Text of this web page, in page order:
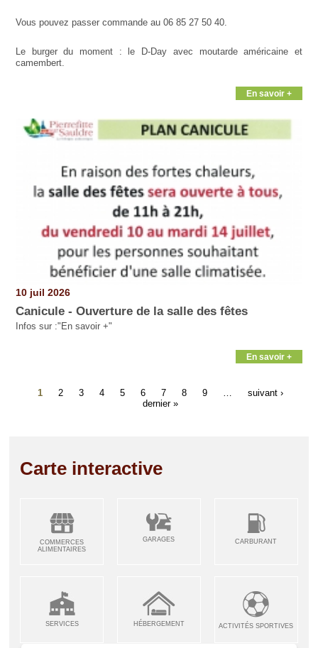
Vous pouvez passer commande au 06 85 27 50 40.
Le burger du moment : le D-Day avec moutarde américaine et
camembert.
En savoir +
10 juil 2026
Canicule - Ouverture de la salle des fêtes
Infos sur :"En savoir +"
En savoir +
1 2 3 4 5 6 7 8 9
suivant ›
dernier »
Carte interactive
COMMERCES
ALIMENTAIRES
GARAGES CARBURANT
SERVICES HÉBERGEMENT ACTIVITÉS SPORTIVES